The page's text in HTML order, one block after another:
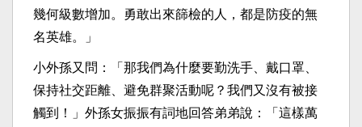
幾何級數增加。勇敢出來篩檢的人，都是防疫的無
名英雄。」
小外孫又問：「那我們為什麼要勤洗手、戴口罩、
保持社交距離、避免群聚活動呢？我們又沒有被接
觸到！」外孫女振振有詞地回答弟弟說：「這樣萬